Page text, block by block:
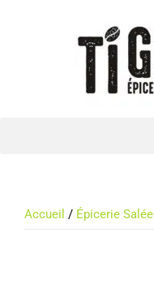
Accueil / Épicerie Salée